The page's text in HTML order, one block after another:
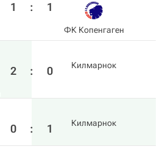
1 : 1
ФК Копенгаген
2 : 0 Килмарнок
0 : 1 Килмарнок